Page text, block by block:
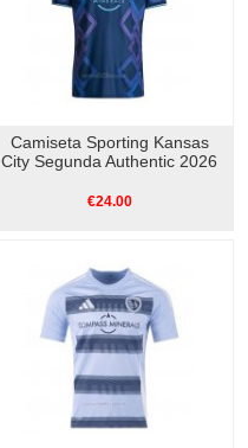
Camiseta Sporting Kansas
City Segunda Authentic 2026
€24.00